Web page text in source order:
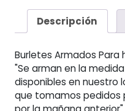
Chica
Freezer
1095)
cantidad
Descripción
Burletes Armados Para
"Se arman en la
disponibles en nuestro
que tomamos pedidos